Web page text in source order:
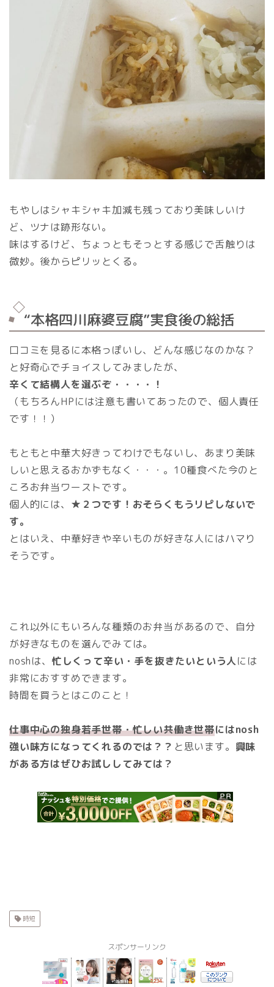
もやしはシャキシャキ加減も残っており美味しいけ
ど、ツナは跡形ない。
味はするけど、ちょっともそっとする感じで舌触りは
微妙。後からピリッとくる。
“本格四川麻婆豆腐”実食後の総括
口コミを見るに本格っぽいし、どんな感じなのかな？
と好奇心でチョイスしてみましたが、
辛くて結構人を選ぶぞ・・・・！
（もちろんHPには注意も書いてあったので、個人責任
です！！）
もともと中華大好きってわけでもないし、あまり美味
しいと思えるおかずもなく・・・。10種食べた今のと
ころお弁当ワーストです。
個人的には、 ★２つです！おそらくもうリピしないで
す。
とはいえ、中華好きや辛いものが好きな人にはハマり
そうです。
これ以外にもいろんな種類のお弁当があるので、自分
が好きなものを選んでみては。
noshは、 忙しくって辛い・手を抜きたいという人には
非常におすすめできます。
時間を買うとはこのこと！
仕事中心の独身若手世帯・忙しい共働き世帯にはnosh
強い味方になってくれるのでは？？ と思います。 興味
がある方はぜひお試ししてみては？
時短
スポンサーリンク